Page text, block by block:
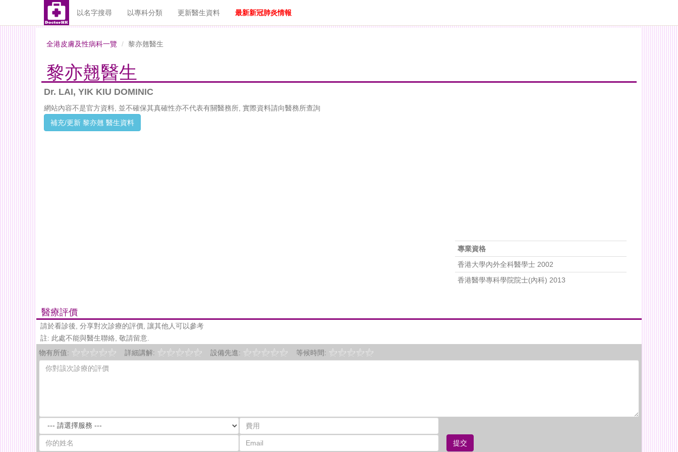
以名字搜尋 以專科分類 更新醫生資料 最新新冠肺炎情報
全港皮膚及性病科一覽 黎亦翹醫生
黎亦翹醫生
Dr. LAI, YIK KIU DOMINIC
網站內容不是官方資料, 並不確保其真確性亦不代表有關醫務所, 實際資料請向醫務所查詢
補充/更新 黎亦翹 醫生資料
專業資格
香港大學內外全科醫學士 2002
香港醫學專科學院院士(內科) 2013
醫療評價
請於看診後, 分享對次診療的評價, 讓其他人可以參考
註: 此處不能與醫生聯絡, 敬請留意.
物有所值:
詳細講解: 設備先進: 等候時間:
提交